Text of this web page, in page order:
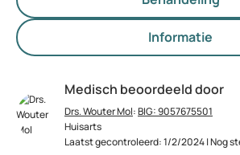
Informatie
Medisch beoordeeld door
Drs. Wouter Mol:BIG: 9057675501
Huisarts
Laatst gecontroleerd: 1/2/2024 | Nog